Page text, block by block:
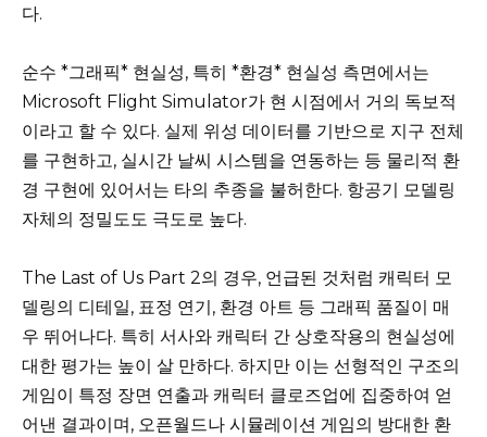
다.
순수 *그래픽* 현실성, 특히 *환경* 현실성 측면에서는
Microsoft Flight Simulator가 현 시점에서 거의 독보적
이라고 할 수 있다. 실제 위성 데이터를 기반으로 지구 전체
를 구현하고, 실시간 날씨 시스템을 연동하는 등 물리적 환
경 구현에 있어서는 타의 추종을 불허한다. 항공기 모델링
자체의 정밀도도 극도로 높다.
The Last of Us Part 2의 경우, 언급된 것처럼 캐릭터 모
델링의 디테일, 표정 연기, 환경 아트 등 그래픽 품질이 매
우 뛰어나다. 특히 서사와 캐릭터 간 상호작용의 현실성에
대한 평가는 높이 살 만하다. 하지만 이는 선형적인 구조의
게임이 특정 장면 연출과 캐릭터 클로즈업에 집중하여 얻
어낸 결과이며, 오픈월드나 시뮬레이션 게임의 방대한 환